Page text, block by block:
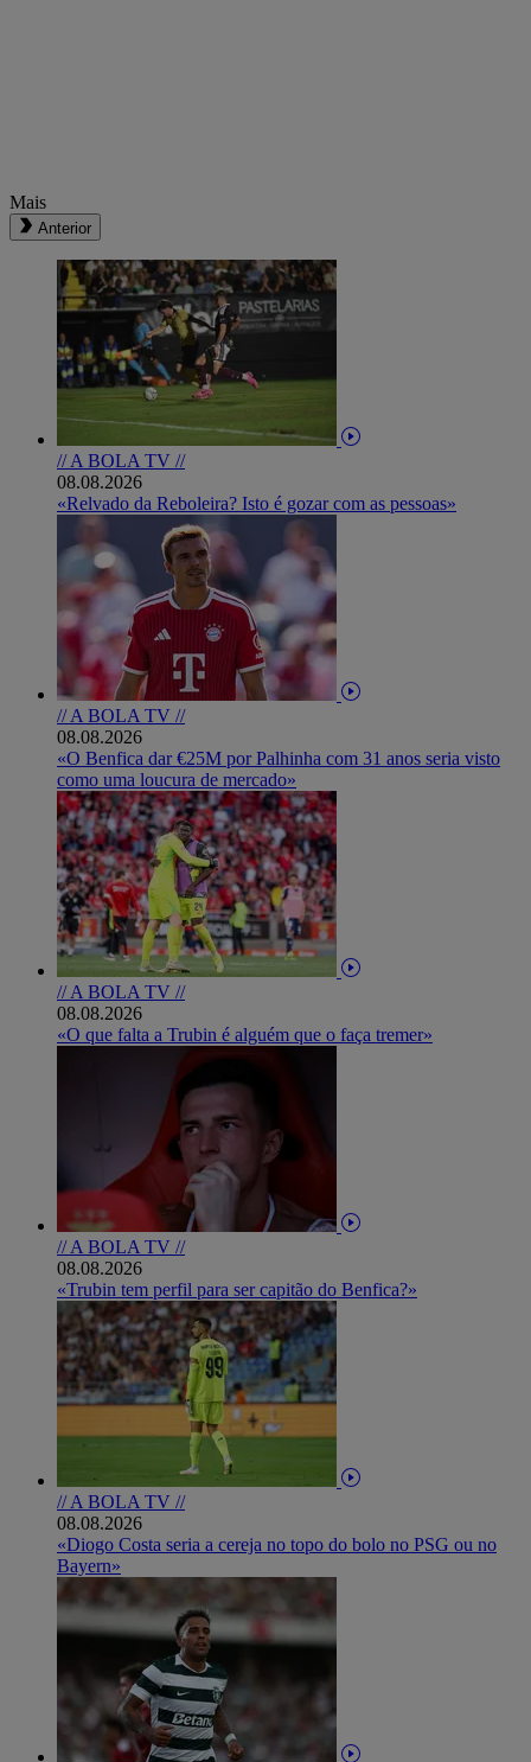
Mais
Anterior
// A BOLA TV //
08.08.2026
«Relvado da Reboleira? Isto é gozar com as pessoas»
// A BOLA TV //
08.08.2026
«O Benfica dar €25M por Palhinha com 31 anos seria visto
como uma loucura de mercado»
// A BOLA TV //
08.08.2026
«O que falta a Trubin é alguém que o faça tremer»
// A BOLA TV //
08.08.2026
«Trubin tem perfil para ser capitão do Benfica?»
// A BOLA TV //
08.08.2026
«Diogo Costa seria a cereja no topo do bolo no PSG ou no
Bayern»